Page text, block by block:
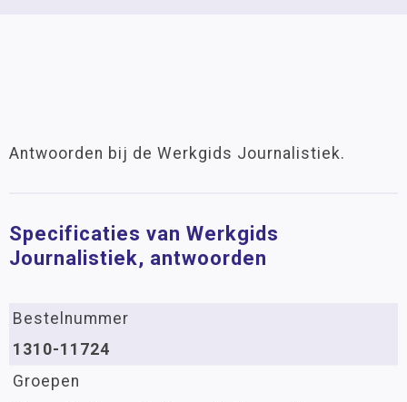
Antwoorden bij de Werkgids Journalistiek.
Specificaties van Werkgids
Journalistiek, antwoorden
Bestelnummer
1310-11724
Groepen